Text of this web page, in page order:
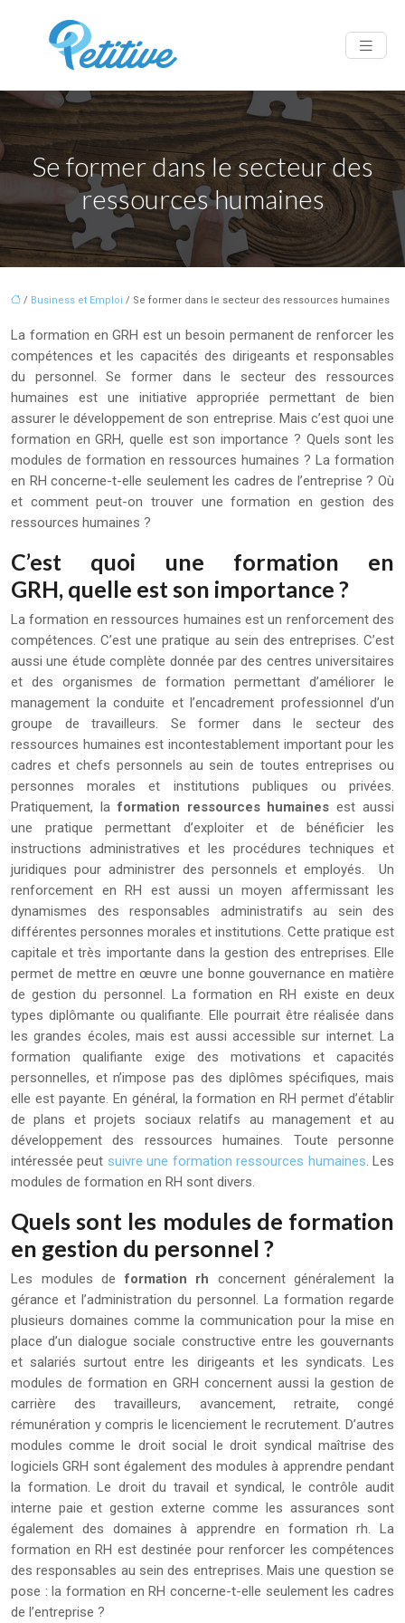
Se former dans le secteur des
ressources humaines
/ Business et Emploi / Se former dans le secteur des ressources humaines
La formation en GRH est un besoin permanent de renforcer les
compétences et les capacités des dirigeants et responsables
du personnel. Se former dans le secteur des ressources
humaines est une initiative appropriée permettant de bien
assurer le développement de son entreprise. Mais c’est quoi une
formation en GRH, quelle est son importance ? Quels sont les
modules de formation en ressources humaines ? La formation
en RH concerne-t-elle seulement les cadres de l’entreprise ? Où
et comment peut-on trouver une formation en gestion des
ressources humaines ?
C’est quoi une formation en
GRH, quelle est son importance ?
La formation en ressources humaines est un renforcement des
compétences. C’est une pratique au sein des entreprises. C’est
aussi une étude complète donnée par des centres universitaires
et des organismes de formation permettant d’améliorer le
management la conduite et l’encadrement professionnel d’un
groupe de travailleurs. Se former dans le secteur des
ressources humaines est incontestablement important pour les
cadres et chefs personnels au sein de toutes entreprises ou
personnes morales et institutions publiques ou privées.
Pratiquement, laformation ressources humainesest aussi
une pratique permettant d’exploiter et de bénéficier les
instructions administratives et les procédures techniques et
juridiques pour administrer des personnels et employés. Un
renforcement en RH est aussi un moyen affermissant les
dynamismes des responsables administratifs au sein des
différentes personnes morales et institutions. Cette pratique est
capitale et très importante dans la gestion des entreprises. Elle
permet de mettre en œuvre une bonne gouvernance en matière
de gestion du personnel. La formation en RH existe en deux
types diplômante ou qualifiante. Elle pourrait être réalisée dans
les grandes écoles, mais est aussi accessible sur internet. La
formation qualifiante exige des motivations et capacités
personnelles, et n’impose pas des diplômes spécifiques, mais
elle est payante. En général, la formation en RH permet d’établir
de plans et projets sociaux relatifs au management et au
développement des ressources humaines. Toute personne
intéressée peut suivre une formation ressources humaines. Les
modules de formation en RH sont divers.
Quels sont les modules de formation
en gestion du personnel ?
Les modules deformation rh concernent généralement la
gérance et l’administration du personnel. La formation regarde
plusieurs domaines comme la communication pour la mise en
place d’un dialogue sociale constructive entre les gouvernants
et salariés surtout entre les dirigeants et les syndicats. Les
modules de formation en GRH concernent aussi la gestion de
carrière des travailleurs, avancement, retraite, congé
rémunération y compris le licenciement le recrutement. D’autres
modules comme le droit social le droit syndical maîtrise des
logiciels GRH sont également des modules à apprendre pendant
la formation. Le droit du travail et syndical, le contrôle audit
interne paie et gestion externe comme les assurances sont
également des domaines à apprendre en formation rh. La
formation en RH est destinée pour renforcer les compétences
des responsables au sein des entreprises. Mais une question se
pose : la formation en RH concerne-t-elle seulement les cadres
de l’entreprise ?